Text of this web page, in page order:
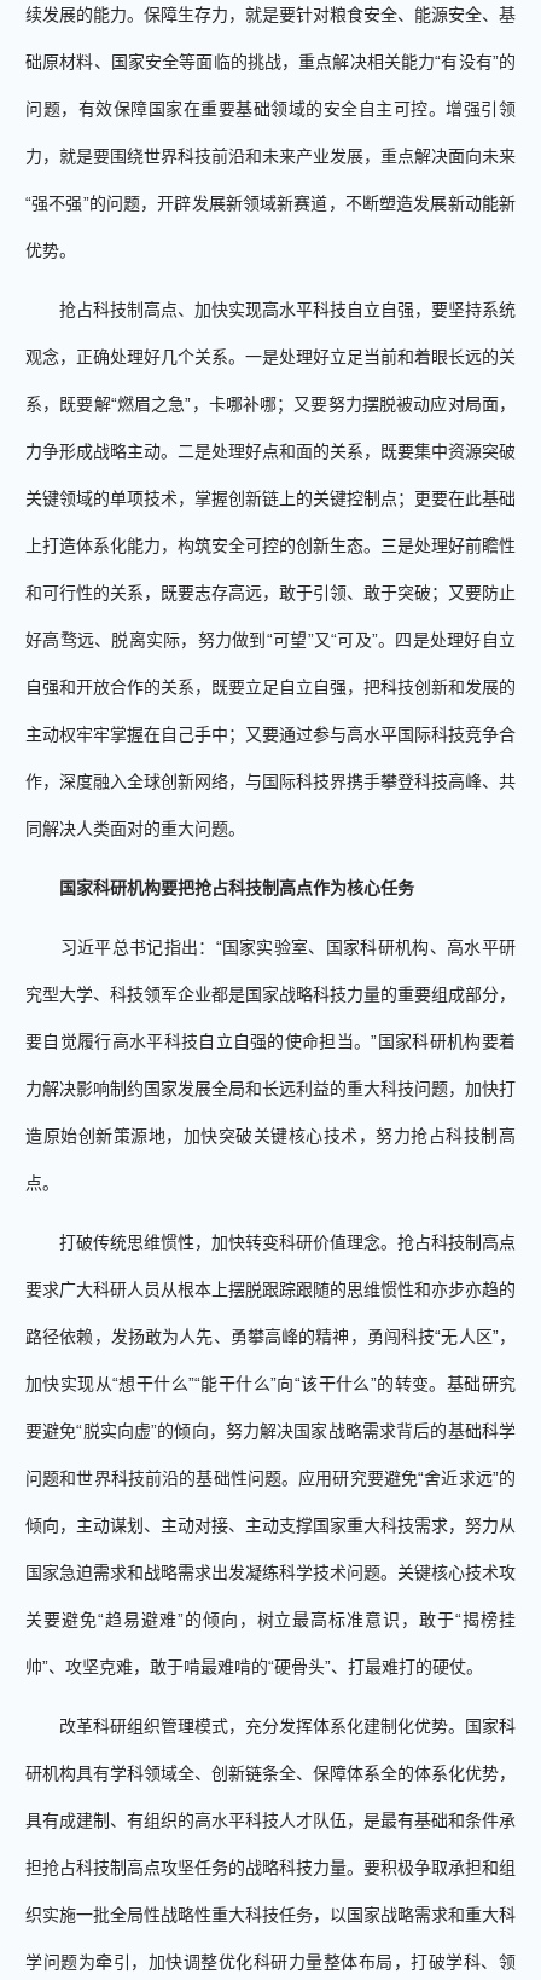
续发展的能力。保障生存力，就是要针对粮食安全、能源安全、基
础原材料、国家安全等面临的挑战，重点解决相关能力“有没有”的
问题，有效保障国家在重要基础领域的安全自主可控。增强引领
力，就是要围绕世界科技前沿和未来产业发展，重点解决面向未来
“强不强”的问题，开辟发展新领域新赛道，不断塑造发展新动能新
优势。
抢占科技制高点、加快实现高水平科技自立自强，要坚持系统
观念，正确处理好几个关系。一是处理好立足当前和着眼长远的关
系，既要解“燃眉之急”，卡哪补哪；又要努力摆脱被动应对局面，
力争形成战略主动。二是处理好点和面的关系，既要集中资源突破
关键领域的单项技术，掌握创新链上的关键控制点；更要在此基础
上打造体系化能力，构筑安全可控的创新生态。三是处理好前瞻性
和可行性的关系，既要志存高远，敢于引领、敢于突破；又要防止
好高骛远、脱离实际，努力做到“可望”又“可及”。四是处理好自立
自强和开放合作的关系，既要立足自立自强，把科技创新和发展的
主动权牢牢掌握在自己手中；又要通过参与高水平国际科技竞争合
作，深度融入全球创新网络，与国际科技界携手攀登科技高峰、共
同解决人类面对的重大问题。
国家科研机构要把抢占科技制高点作为核心任务
习近平总书记指出：“国家实验室、国家科研机构、高水平研
究型大学、科技领军企业都是国家战略科技力量的重要组成部分，
要自觉履行高水平科技自立自强的使命担当。”国家科研机构要着
力解决影响制约国家发展全局和长远利益的重大科技问题，加快打
造原始创新策源地，加快突破关键核心技术，努力抢占科技制高
点。
打破传统思维惯性，加快转变科研价值理念。抢占科技制高点
要求广大科研人员从根本上摆脱跟踪跟随的思维惯性和亦步亦趋的
路径依赖，发扬敢为人先、勇攀高峰的精神，勇闯科技“无人区”，
加快实现从“想干什么”“能干什么”向“该干什么”的转变。基础研究
要避免“脱实向虚”的倾向，努力解决国家战略需求背后的基础科学
问题和世界科技前沿的基础性问题。应用研究要避免“舍近求远”的
倾向，主动谋划、主动对接、主动支撑国家重大科技需求，努力从
国家急迫需求和战略需求出发凝练科学技术问题。关键核心技术攻
关要避免“趋易避难”的倾向，树立最高标准意识，敢于“揭榜挂
帅”、攻坚克难，敢于啃最难啃的“硬骨头”、打最难打的硬仗。
改革科研组织管理模式，充分发挥体系化建制化优势。国家科
研机构具有学科领域全、创新链条全、保障体系全的体系化优势，
具有成建制、有组织的高水平科技人才队伍，是最有基础和条件承
担抢占科技制高点攻坚任务的战略科技力量。要积极争取承担和组
织实施一批全局性战略性重大科技任务，以国家战略需求和重大科
学问题为牵引，加快调整优化科研力量整体布局，打破学科、领